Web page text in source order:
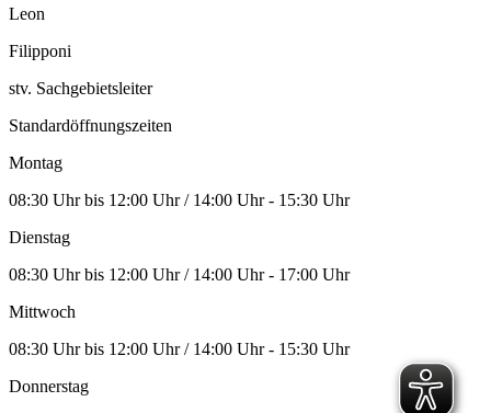
Leon
Filipponi
stv. Sachgebietsleiter
Standardöffnungszeiten
Montag
08:30 Uhr bis 12:00 Uhr / 14:00 Uhr - 15:30 Uhr
Dienstag
08:30 Uhr bis 12:00 Uhr / 14:00 Uhr - 17:00 Uhr
Mittwoch
08:30 Uhr bis 12:00 Uhr / 14:00 Uhr - 15:30 Uhr
Donnerstag